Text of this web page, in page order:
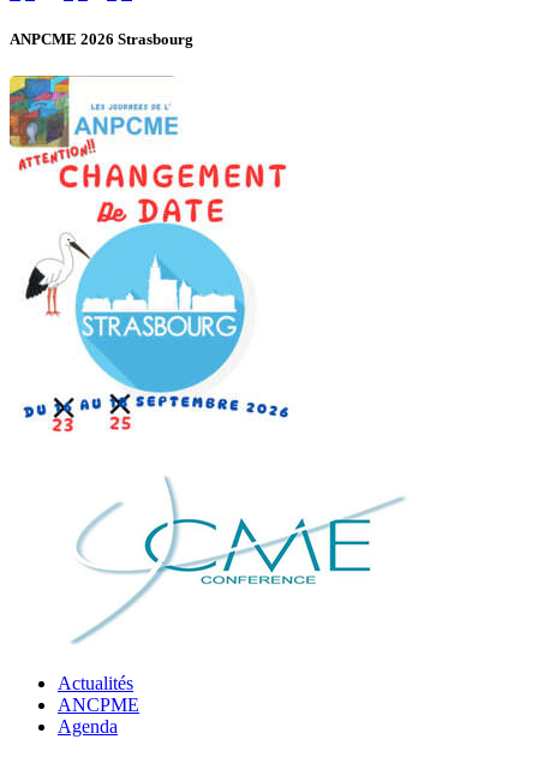
des
ANPCME 2026 Strasbourg
Actualités
ANCPME
Agenda